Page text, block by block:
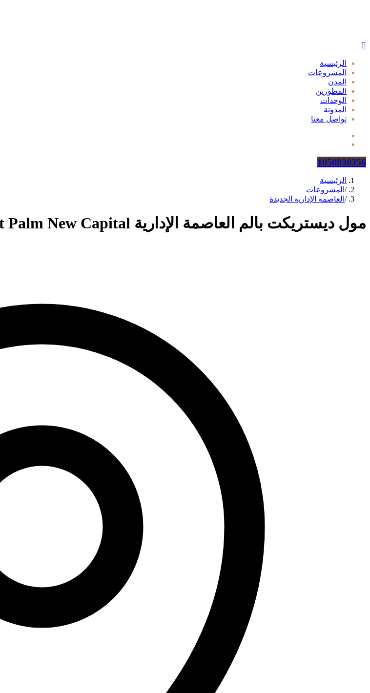
الرئيسية
المشروعات
المدن
المطورين
الوحدات
المدونة
تواصل معنا
1050830356
الرئيسية
/ المشروعات
/ العاصمة الإدارية الجديدة
مول ديستريكت بالم العاصمة الإدارية Mall District Palm New Capital